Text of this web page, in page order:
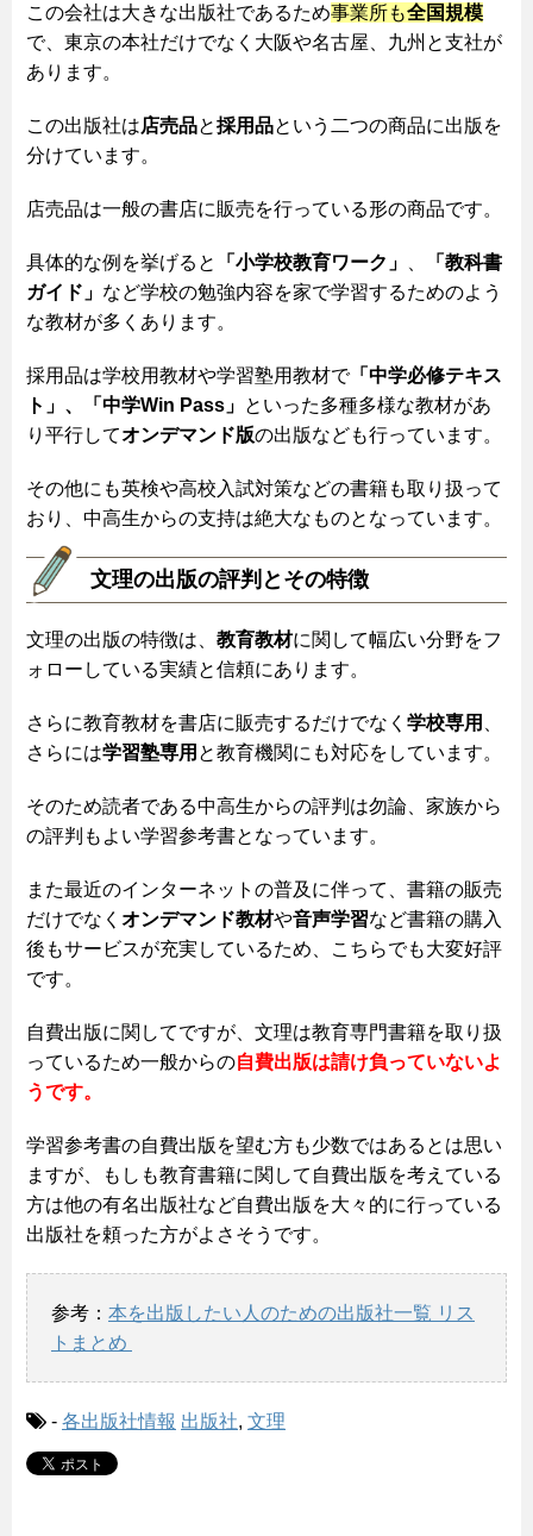
この会社は大きな出版社であるため事業所も全国規模
で、東京の本社だけでなく大阪や名古屋、九州と支社が
あります。
この出版社は店売品と採用品という二つの商品に出版を
分けています。
店売品は一般の書店に販売を行っている形の商品です。
具体的な例を挙げると 「小学校教育ワーク」
「教科書
ガイド」 など学校の勉強内容を家で学習するためのよう
な教材が多くあります。
採用品は学校用教材や学習塾用教材で「中学必修テキス
ト」、
「中学Win Pass」 といった多種多様な教材があ
り平行してオンデマンド版の出版なども行っています。
その他にも英検や高校入試対策などの書籍も取り扱って
おり、中高生からの支持は絶大なものとなっています。
文理の出版の評判とその特徴
文理の出版の特徴は、 教育教材に関して幅広い分野をフ
ォローしている実績と信頼にあります。
さらに教育教材を書店に販売するだけでなく 学校専用 、
さらには学習塾専用 と教育機関にも対応をしています。
そのため読者である中高生からの評判は勿論、家族から
の評判もよい学習参考書となっています。
また最近のインターネットの普及に伴って、書籍の販売
だけでなく オンデマンド教材や音声学習など書籍の購入
後もサービスが充実しているため、こちらでも大変好評
です。
自費出版に関してですが、文理は教育専門書籍を取り扱
っているため一般からの自費出版は請け負っていないよ
うです。
学習参考書の自費出版を望む方も少数ではあるとは思い
ますが、もしも教育書籍に関して自費出版を考えている
方は他の有名出版社など自費出版を大々的に行っている
出版社を頼った方がよさそうです。
参考： 本を出版したい人のための出版社一覧 リス
トまとめ
- 各出版社情報 出版社, 文理